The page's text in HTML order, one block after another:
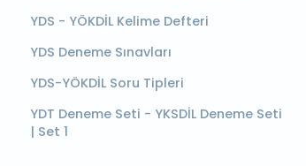
YDS - YÖKDİL Kelime Defteri
YDS Deneme Sınavları
YDS-YÖKDİL Soru Tipleri
YDT Deneme Seti - YKSDİL Deneme Seti
| Set 1